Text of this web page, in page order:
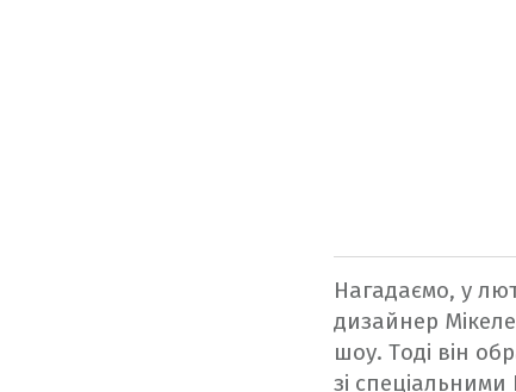
Нагадаємо, у
дизайнер Мікеле
шоу. Тоді він
зі